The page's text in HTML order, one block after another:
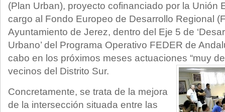
(Plan Urban), proyecto cofinanciado por la Unión
cargo al Fondo Europeo de Desarrollo Regional
Ayuntamiento de Jerez, dentro del Eje 5 de
Urbano’ del Programa Operativo FEDER de
cabo en los próximos meses actuaciones “muy
vecinos del Distrito Sur.
Concretamente, se trata de la mejora
de la intersección situada entre las